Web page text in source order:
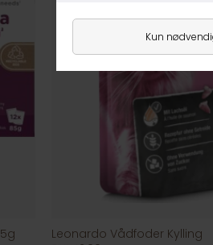
Leonardo Vådfoder Kylling